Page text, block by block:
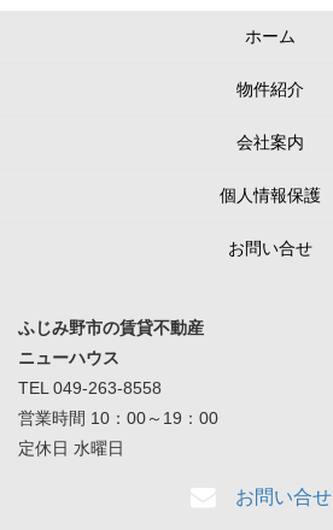
ホーム
物件紹介
会社案内
個人情報保護
お問い合せ
ふじみ野市の賃貸不動産
ニューハウス
TEL 049-263-8558
営業時間 10：00～19：00
定休日 水曜日
お問い合せ